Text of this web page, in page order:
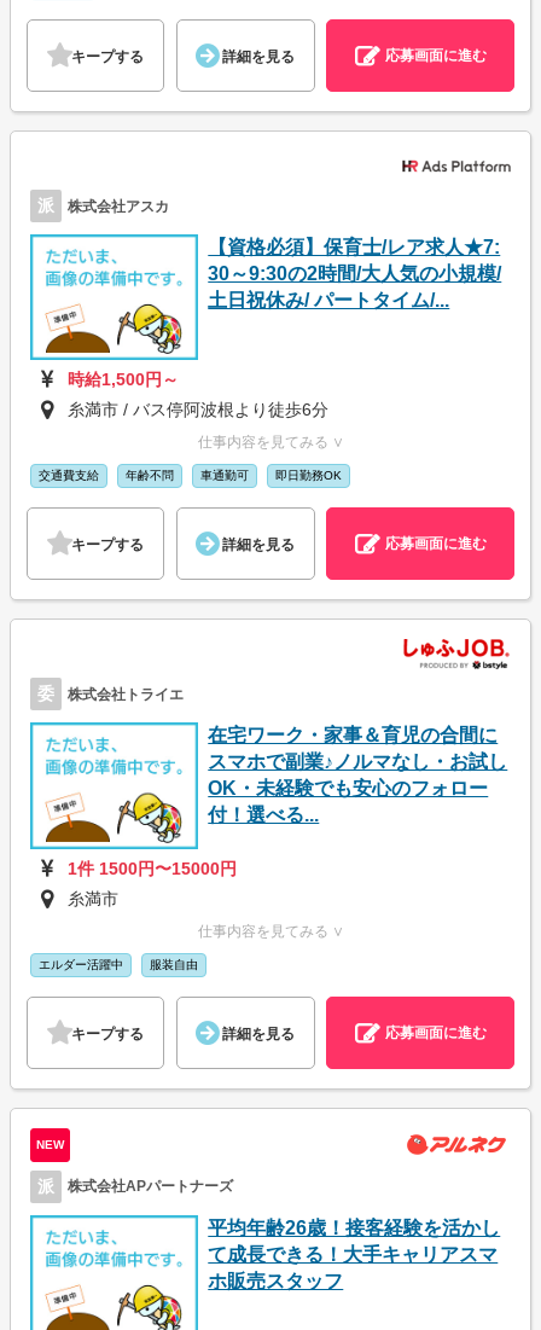
キープする 詳細を見る 応募画面に進む
派 株式会社アスカ
【資格必須】保育士/レア求人★7:
30～9:30の2時間/大人気の小規模/
土日祝休み/ パートタイム/...
時給1,500円～
糸満市 / バス停阿波根より徒歩6分
仕事内容を見てみる ∨
交通費支給 年齢不問 車通勤可 即日勤務OK
キープする 詳細を見る 応募画面に進む
委 株式会社トライエ
在宅ワーク・家事＆育児の合間に
スマホで副業♪ノルマなし・お試し
OK・未経験でも安心のフォロー
付！選べる...
1件 1500円〜15000円
糸満市
仕事内容を見てみる ∨
エルダー活躍中 服装自由
キープする 詳細を見る 応募画面に進む
NEW
派 株式会社APパートナーズ
平均年齢26歳！接客経験を活かし
て成長できる！大手キャリアスマ
ホ販売スタッフ